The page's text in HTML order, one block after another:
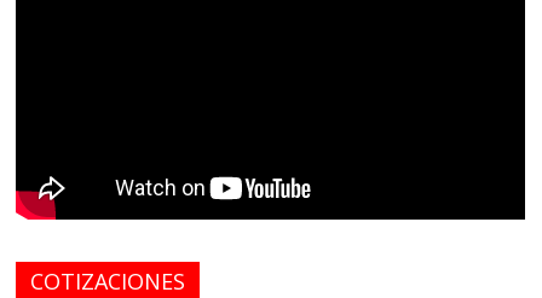
COTIZACIONES